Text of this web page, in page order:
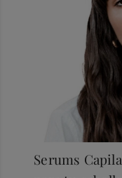
Serums